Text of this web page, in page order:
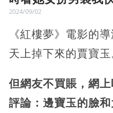
2024/09/02
《紅樓夢》電影的
天上掉下來的賈寶玉
但網友不買賬，網
評論：邊寶玉的臉